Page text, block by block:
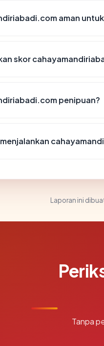
aman
skor
penipuan?
Laporan ini
Tanpa